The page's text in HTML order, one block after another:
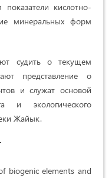
показатели кислотно-
минеральных форм
судить о текущем
представление о
и служат основой
и экологического
Жайык.
biogenic elements and